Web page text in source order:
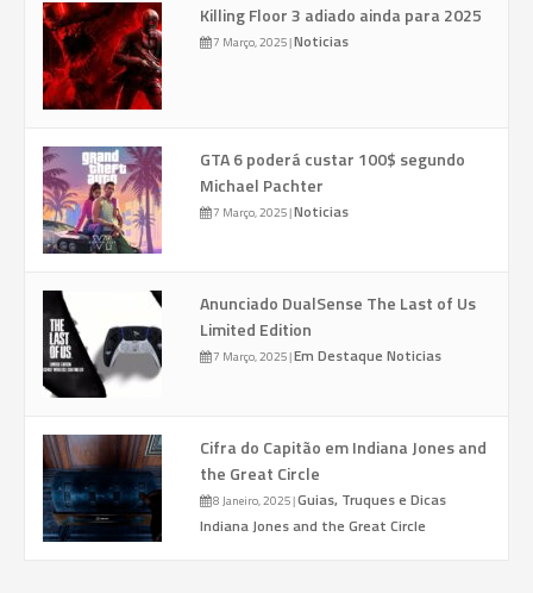
Killing Floor 3 adiado ainda para 2025
7 Março, 2025|Noticias
GTA 6 poderá custar 100$ segundo
Michael Pachter
7 Março, 2025|Noticias
Anunciado DualSense The Last of Us
Limited Edition
7 Março, 2025|Em Destaque Noticias
Cifra do Capitão em Indiana Jones and
the Great Circle
8 Janeiro, 2025|Guias, Truques e Dicas
Indiana Jones and the Great Circle